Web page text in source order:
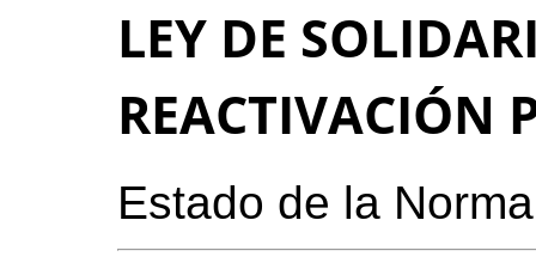
LEY DE
REACTIVACIÓN
Estado de la